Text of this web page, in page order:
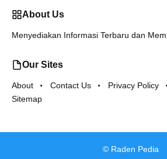
About Us
Menyediakan Informasi Terbaru dan
Our Sites
About Contact Us Privacy Policy
Sitemap
© Raden Pedia